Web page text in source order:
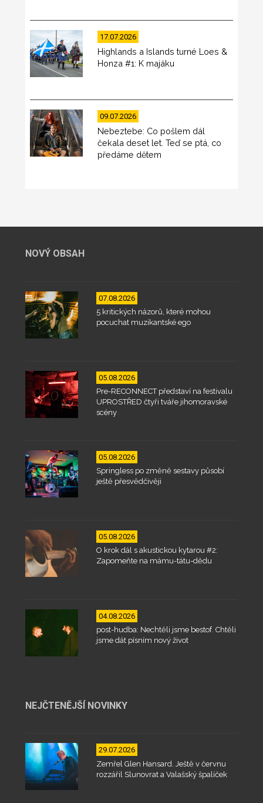
17.07.2026
Highlands a Islands turné Loes &
Honza #1: K majáku
09.07.2026
Nebeztebe: Co pošlem dál
čekala deset let. Teď se ptá, co
předáme dětem
NOVÝ OBSAH
07.08.2026
5 kritických názorů, které mohou
pocuchat muzikantské ego
05.08.2026
Pre-RECONNECT představí na festivalu
UPROSTŘED čtyři tváře jihomoravské
scény
05.08.2026
Springless po změně sestavy působí
ještě přesvědčivěji
05.08.2026
O krok dál s akustickou kytarou #2:
Zapomeňte na mámu-tátu-dědu
04.08.2026
post-hudba: Nechtěli jsme bestof. Chtěli
jsme dát písním nový život
NEJČTENĚJŠÍ NOVINKY
29.07.2026
Zemřel Glen Hansard. Ještě v červnu
rozzářil Slunovrat a Valašský špalíček